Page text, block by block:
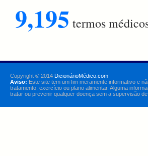
9,195 termos
Copyright © 2014 DicionárioMédico.com
Aviso: Este site tem um fim meramente informativo e
tratamento, exercício ou plano alimentar. Alguma
tratar ou prevenir qualquer doença sem a supervisão